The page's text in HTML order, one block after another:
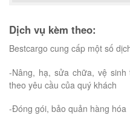
Dịch vụ kèm theo:
Bestcargo cung cấp một số
-Nâng, hạ, sửa chữa, vệ sinh
theo yêu cầu của quý khách
-Đóng gói, bảo quản hàng hóa